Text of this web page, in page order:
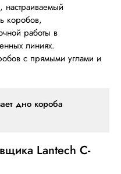
коробов,
работы в
линиях.
с прямыми углами и
дно короба
Lantech C-